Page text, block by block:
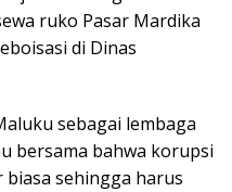
ruko Pasar Mardika
di Dinas
sebagai lembaga
bersama bahwa korupsi
sehingga harus